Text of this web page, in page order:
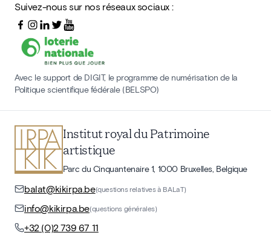
Suivez-nous sur nos réseaux sociaux :
Avec le support de DIGIT, le programme de numérisation de la
Politique scientifique fédérale (BELSPO)
Institut royal du Patrimoine
artistique
Parc du Cinquantenaire 1, 1000 Bruxelles, Belgique
balat@kikirpa.be(questions relatives à BALaT)
info@kikirpa.be(questions générales)
+32 (0)2 739 67 11